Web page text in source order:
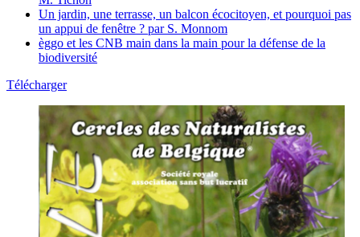
Un jardin, une terrasse, un balcon écocitoyen, et pourquoi pas
un appui de fenêtre ? par S. Monnom
èggo et les CNB main dans la main pour la défense de la
biodiversité
Télécharger